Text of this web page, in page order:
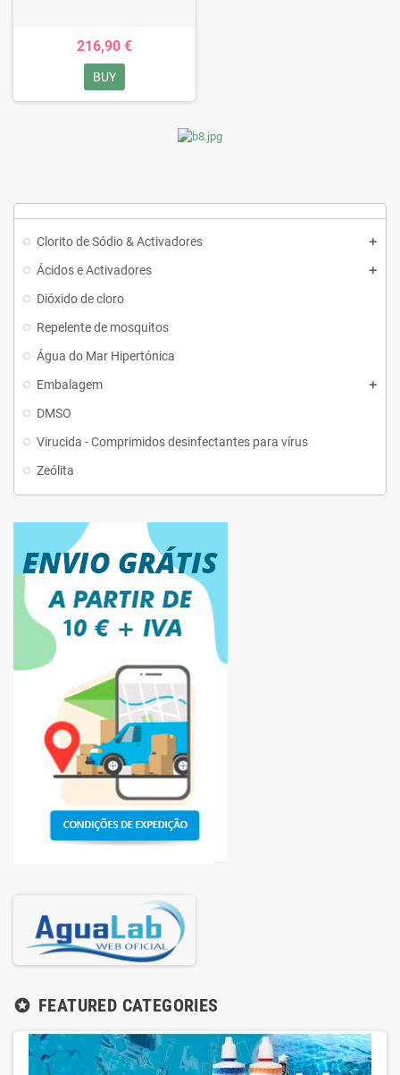
Clorito de Sódio & Activadores
Ácidos e Activadores
Dióxido de cloro
Repelente de mosquitos
Água do Mar Hipertónica
Embalagem
DMSO
Virucida - Comprimidos desinfectantes para vírus
Zeólita
216,90 €
BUY
stars FEATURED CATEGORIES